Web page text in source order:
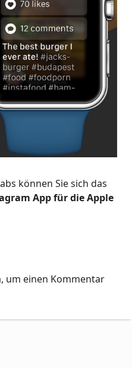
können Sie sich das
App für die Apple
um einen Kommentar